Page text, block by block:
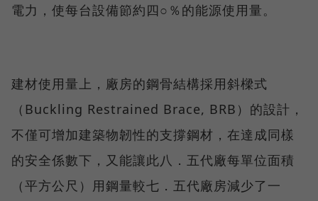
電力，使每台設備節約四○％的能源使用量。
建材使用量上，廠房的鋼骨結構採用斜樑式
（Buckling Restrained Brace, BRB）的設計，
不僅可增加建築物韌性的支撐鋼材，在達成同樣
的安全係數下，又能讓此八．五代廠每單位面積
（平方公尺）用鋼量較七．五代廠房減少了一